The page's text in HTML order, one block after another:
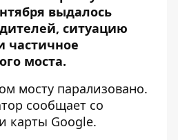
выдалось
ситуацию
частичное
моста.
мосту парализовано.
сообщает со
карты Google.